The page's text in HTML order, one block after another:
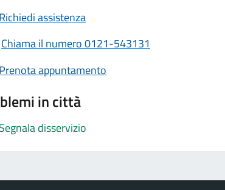
assistenza
Chiama il numero 0121-543131
appuntamento
in città
disservizio